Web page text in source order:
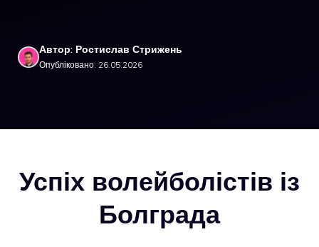
Автор: Ростислав Стрижень
Опубліковано: 26.05.2026
Успіх волейболістів із
Болграда